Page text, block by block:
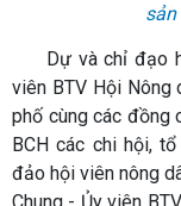
sản
Dự và chỉ đạo
viên BTV Hội Nông
phố cùng các đồng
BCH các chi hội,
đảo hội viên nông